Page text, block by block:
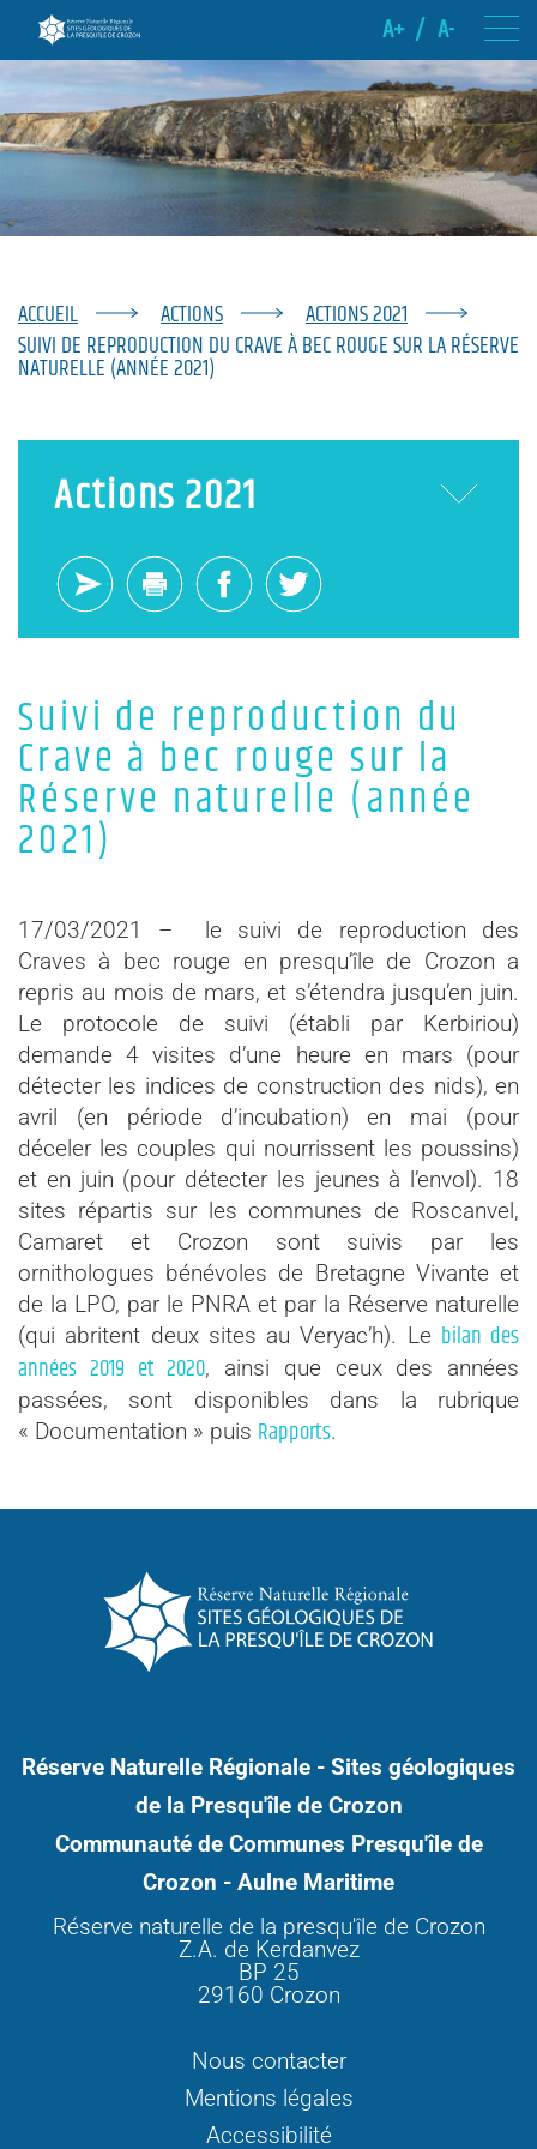
A+ / A-
ACCUEIL ACTIONS
ACTIONS 2021
SUIVI DE REPRODUCTION DU CRAVE À BEC ROUGE SUR LA RÉSERVE
NATURELLE (ANNÉE 2021)
Actions 2021
Suivi de reproduction du
Crave à bec rouge sur la
Réserve naturelle (année
2021)
17/03/2021 – le suivi de reproduction des
Craves à bec rouge en presqu’île de Crozon a
repris au mois de mars, et s’étendra jusqu’en juin.
Le protocole de suivi (établi par Kerbiriou)
demande 4 visites d’une heure en mars (pour
détecter les indices de construction des nids), en
avril (en période d’incubation) en mai (pour
déceler les couples qui nourrissent les poussins)
et en juin (pour détecter les jeunes à l’envol). 18
sites répartis sur les communes de Roscanvel,
Camaret et Crozon sont suivis par les
ornithologues bénévoles de Bretagne Vivante et
de la LPO, par le PNRA et par la Réserve naturelle
(qui abritent deux sites au Veryac’h). Le bilan des
années 2019 et 2020, ainsi que ceux des années
passées, sont disponibles dans la rubrique
« Documentation » puis Rapports.
Réserve Naturelle Régionale - Sites géologiques
de la Presqu'île de Crozon
Communauté de Communes Presqu'île de
Crozon - Aulne Maritime
Réserve naturelle de la presqu'île de Crozon
Z.A. de Kerdanvez
BP 25
29160 Crozon
Nous contacter
Mentions légales
Accessibilité